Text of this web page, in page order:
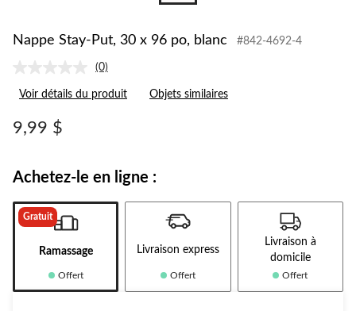
Nappe Stay-Put, 30 x 96 po, blanc #842-4692-4
Aucune
cote
pour
même
page.
(0)
Voir détails du produit Objets similaires
9,99 $
Achetez-le en ligne :
Gratuit
Ramassage
Offert
Livraison express
Offert
Livraison à
domicile
Offert